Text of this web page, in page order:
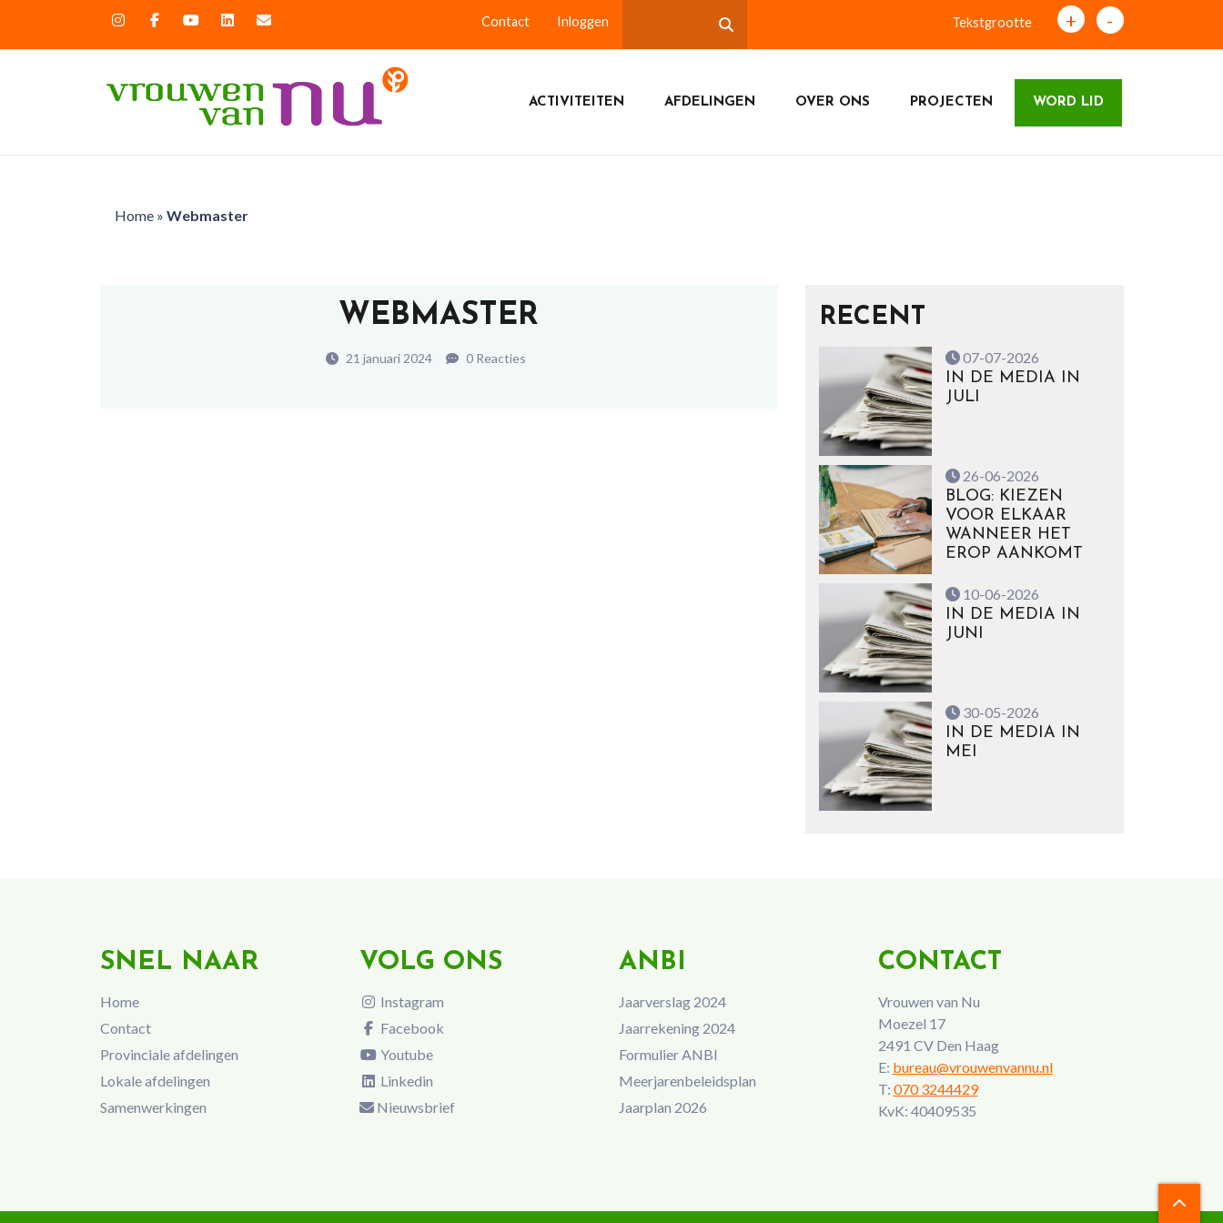
Contact Inloggen Tekstgrootte + -
ACTIVITEITEN AFDELINGEN OVER ONS PROJECTEN WORD LID
Home» Webmaster
WEBMASTER
21 januari 2024 0 Reacties
RECENT
07-07-2026
IN DE MEDIA IN
JULI
26-06-2026
BLOG: KIEZEN
VOOR ELKAAR
WANNEER HET
EROP AANKOMT
10-06-2026
IN DE MEDIA IN
JUNI
30-05-2026
IN DE MEDIA IN
MEI
SNEL NAAR
Home
Contact
Provinciale afdelingen
Lokale afdelingen
Samenwerkingen
VOLG ONS
Instagram
Facebook
Youtube
Linkedin
Nieuwsbrief
ANBI
Jaarverslag 2024
Jaarrekening 2024
Formulier ANBI
Meerjarenbeleidsplan
Jaarplan 2026
CONTACT
Vrouwen van Nu
Moezel 17
2491 CV Den Haag
E: bureau@vrouwenvannu.nl
T: 070 3244429
KvK: 40409535